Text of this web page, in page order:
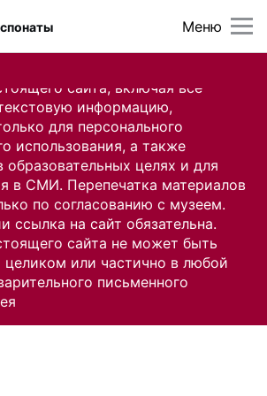
сайта, включая все
информацию,
для персонального
использования, а также
образовательных целях и для
в СМИ. Перепечатка материалов
по согласованию с музеем.
ссылка на сайт обязательна.
сайта не может быть
целиком или частично в любой
письменного
Меню